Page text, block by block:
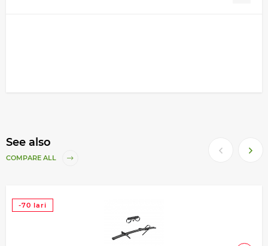
See also
COMPARE ALL
-70 lari